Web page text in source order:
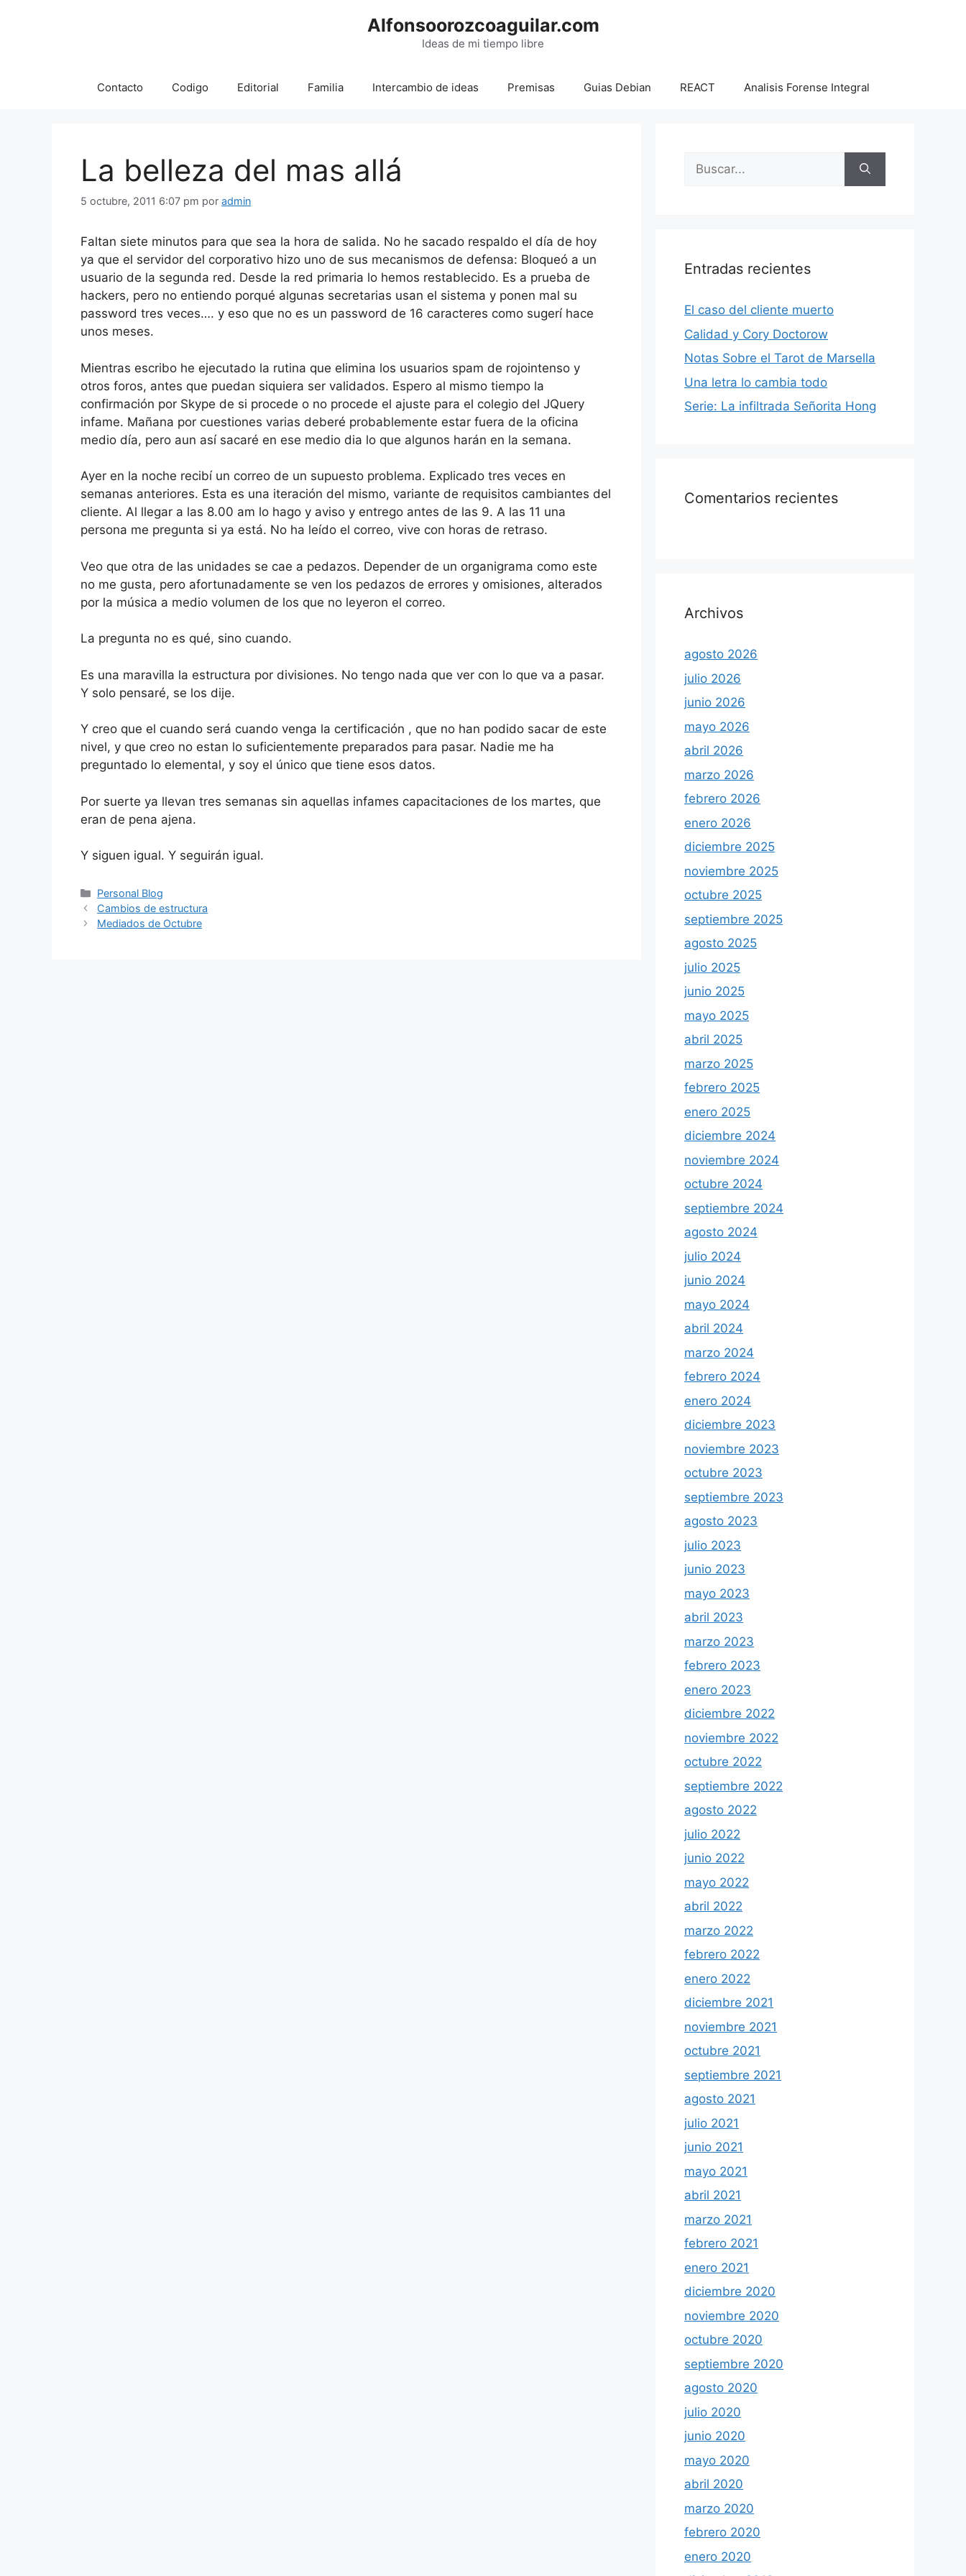
Alfonsoorozcoaguilar.com
Ideas de mi tiempo libre
Contacto Codigo Editorial Familia Intercambio de ideas Premisas Guias Debian REACT Analisis Forense Integral
La belleza del mas allá
5 octubre, 2011 6:07 pm por admin
Faltan siete minutos para que sea la hora de salida. No he sacado respaldo el día de hoy
ya que el servidor del corporativo hizo uno de sus mecanismos de defensa: Bloqueó a un
usuario de la segunda red. Desde la red primaria lo hemos restablecido. Es a prueba de
hackers, pero no entiendo porqué algunas secretarias usan el sistema y ponen mal su
password tres veces…. y eso que no es un password de 16 caracteres como sugerí hace
unos meses.
Mientras escribo he ejecutado la rutina que elimina los usuarios spam de rojointenso y
otros foros, antes que puedan siquiera ser validados. Espero al mismo tiempo la
confirmación por Skype de si procede o no procede el ajuste para el colegio del JQuery
infame. Mañana por cuestiones varias deberé probablemente estar fuera de la oficina
medio día, pero aun así sacaré en ese medio dia lo que algunos harán en la semana.
Ayer en la noche recibí un correo de un supuesto problema. Explicado tres veces en
semanas anteriores. Esta es una iteración del mismo, variante de requisitos cambiantes del
cliente. Al llegar a las 8.00 am lo hago y aviso y entrego antes de las 9. A las 11 una
persona me pregunta si ya está. No ha leído el correo, vive con horas de retraso.
Veo que otra de las unidades se cae a pedazos. Depender de un organigrama como este
no me gusta, pero afortunadamente se ven los pedazos de errores y omisiones, alterados
por la música a medio volumen de los que no leyeron el correo.
La pregunta no es qué, sino cuando.
Es una maravilla la estructura por divisiones. No tengo nada que ver con lo que va a pasar.
Y solo pensaré, se los dije.
Y creo que el cuando será cuando venga la certificación , que no han podido sacar de este
nivel, y que creo no estan lo suficientemente preparados para pasar. Nadie me ha
preguntado lo elemental, y soy el único que tiene esos datos.
Por suerte ya llevan tres semanas sin aquellas infames capacitaciones de los martes, que
eran de pena ajena.
Y siguen igual. Y seguirán igual.
Categorías
Personal Blog
Cambios de estructura
Mediados de Octubre
Buscar:
Entradas recientes
El caso del cliente muerto
Calidad y Cory Doctorow
Notas Sobre el Tarot de Marsella
Una letra lo cambia todo
Serie: La infiltrada Señorita Hong
Comentarios recientes
Archivos
agosto 2026
julio 2026
junio 2026
mayo 2026
abril 2026
marzo 2026
febrero 2026
enero 2026
diciembre 2025
noviembre 2025
octubre 2025
septiembre 2025
agosto 2025
julio 2025
junio 2025
mayo 2025
abril 2025
marzo 2025
febrero 2025
enero 2025
diciembre 2024
noviembre 2024
octubre 2024
septiembre 2024
agosto 2024
julio 2024
junio 2024
mayo 2024
abril 2024
marzo 2024
febrero 2024
enero 2024
diciembre 2023
noviembre 2023
octubre 2023
septiembre 2023
agosto 2023
julio 2023
junio 2023
mayo 2023
abril 2023
marzo 2023
febrero 2023
enero 2023
diciembre 2022
noviembre 2022
octubre 2022
septiembre 2022
agosto 2022
julio 2022
junio 2022
mayo 2022
abril 2022
marzo 2022
febrero 2022
enero 2022
diciembre 2021
noviembre 2021
octubre 2021
septiembre 2021
agosto 2021
julio 2021
junio 2021
mayo 2021
abril 2021
marzo 2021
febrero 2021
enero 2021
diciembre 2020
noviembre 2020
octubre 2020
septiembre 2020
agosto 2020
julio 2020
junio 2020
mayo 2020
abril 2020
marzo 2020
febrero 2020
enero 2020